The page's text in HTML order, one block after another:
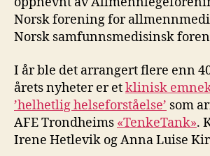
Norsk forening for
Norsk samfunnsmedisinsk
I år ble det arrangert flere enn
årets nyheter er etklinisk
’helhetlig helseforståelse’ som
AFE Trondheims «TenkeTank».
Irene Hetlevik og Anna Luise